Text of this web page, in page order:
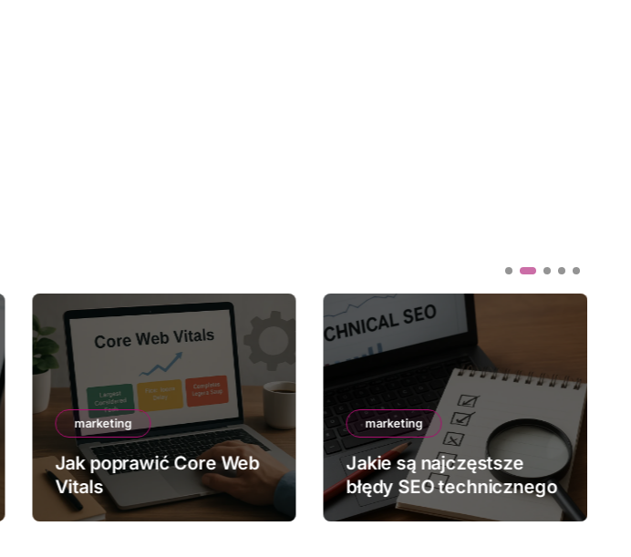
marketing
Jak poprawić Core Web
Vitals
marketing
Jakie są najczęstsze
błędy SEO technicznego